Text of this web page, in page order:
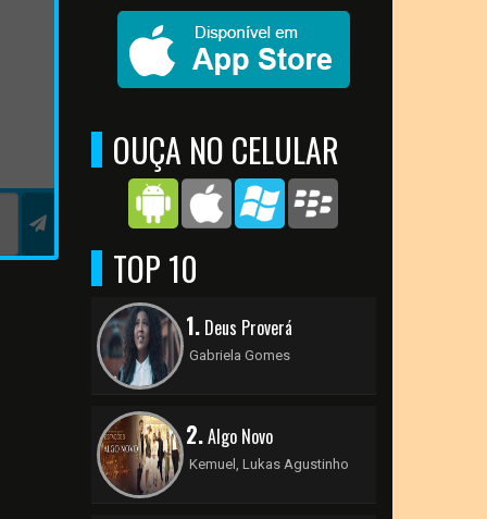
OUÇA NO CELULAR
TOP 10
1.Deus Proverá
Gabriela Gomes
2.Algo Novo
Kemuel, Lukas Agustinho